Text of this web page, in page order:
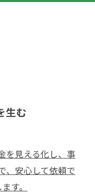
生む
を見える化し、事
、安心して依頼で
す。